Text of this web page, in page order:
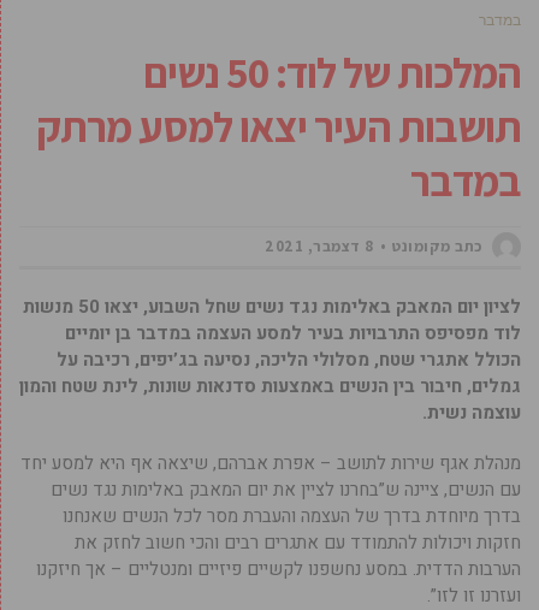
במדבר
המלכות של לוד: 50 נשים
תושבות העיר יצאו למסע מרתק
במדבר
כתב מקומונט 8 דצמבר, 2021
לציון יום המאבק באלימות נגד נשים שחל השבוע, יצאו 50 מנשות
לוד מפסיפס התרבויות בעיר למסע העצמה במדבר בן יומיים
הכולל אתגרי שטח, מסלולי הליכה, נסיעה בג’יפים, רכיבה על
גמלים, חיבור בין הנשים באמצעות סדנאות שונות, לינת שטח והמון
עוצמה נשית.
מנהלת אגף שירות לתושב – אפרת אברהם, שיצאה אף היא למסע יחד
עם הנשים, ציינה ש”בחרנו לציין את יום המאבק באלימות נגד נשים
בדרך מיוחדת בדרך של העצמה והעברת מסר לכל הנשים שאנחנו
חזקות ויכולות להתמודד עם אתגרים רבים והכי חשוב לחזק את
הערבות הדדית. במסע נחשפנו לקשיים פיזיים ומנטליים – אך חיזקנו
ועזרנו זו לזו”.